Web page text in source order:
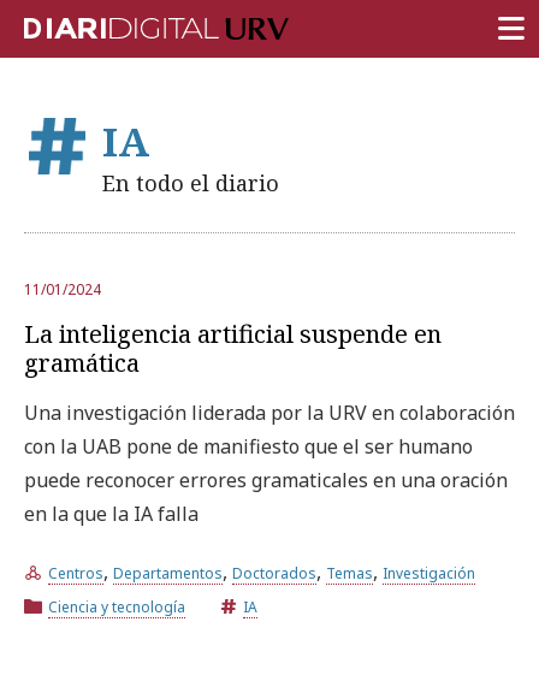
INVESTIGACIÓN
VIDA EN EL CAMPUS
COMUNIDAD URV
Ámbitos universitarios
Prueba la búsqueda avanzada
IA
En todo el diario
11/01/2024
La inteligencia artificial suspende en
gramática
Una investigación liderada por la URV en colaboración
con la UAB pone de manifiesto que el ser humano
puede reconocer errores gramaticales en una oración
en la que la IA falla
Centros, Departamentos, Doctorados, Temas, Investigación
Ciencia y tecnología
IA